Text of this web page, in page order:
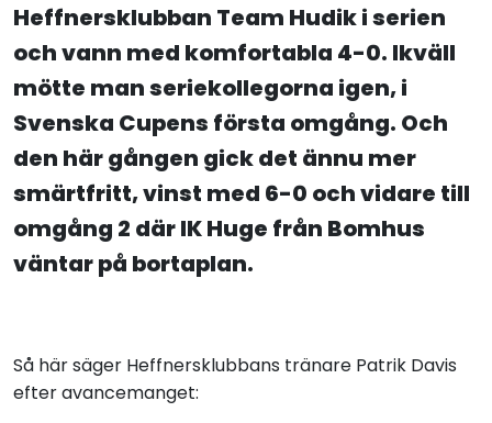
Heffnersklubban Team Hudik i serien
och vann med komfortabla 4-0. Ikväll
mötte man seriekollegorna igen, i
Svenska Cupens första omgång. Och
den här gången gick det ännu mer
smärtfritt, vinst med 6-0 och vidare till
omgång 2 där IK Huge från Bomhus
väntar på bortaplan.
Så här säger Heffnersklubbans tränare Patrik Davis
efter avancemanget: